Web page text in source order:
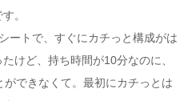
。
ートで、すぐにカチっと構成がは
けど、持ち時間が10分なのに、
できなくて。最初にカチっとは